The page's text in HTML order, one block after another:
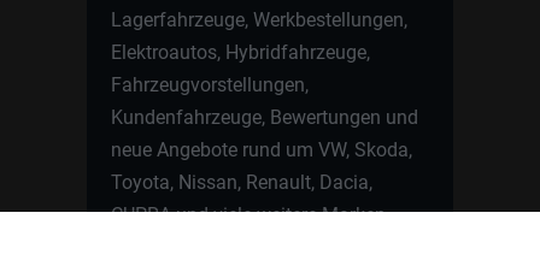
Lagerfahrzeuge, Werkbestellungen,
Elektroautos, Hybridfahrzeuge,
Fahrzeugvorstellungen,
Kundenfahrzeuge, Bewertungen und
neue Angebote rund um VW, Skoda,
Toyota, Nissan, Renault, Dacia,
CUPRA und viele weitere Marken.